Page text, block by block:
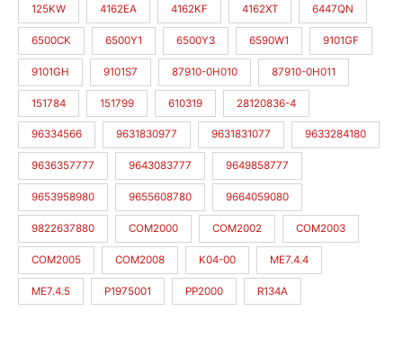
125KW 4162EA 4162KF 4162XT 6447QN
6500CK 6500Y1 6500Y3 6590W1 9101GF
9101GH 9101S7 87910-0H010 87910-0H011
151784 151799 610319 28120836-4
96334566 9631830977 9631831077 9633284180
9636357777 9643083777 9649858777
9653958980 9655608780 9664059080
9822637880 COM2000 COM2002 COM2003
COM2005 COM2008 K04-00 ME7.4.4
ME7.4.5 P1975001 PP2000 R134A